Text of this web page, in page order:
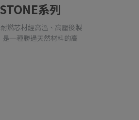
系列
燃芯材經高溫、高壓後製
一種勝過天然材料的高